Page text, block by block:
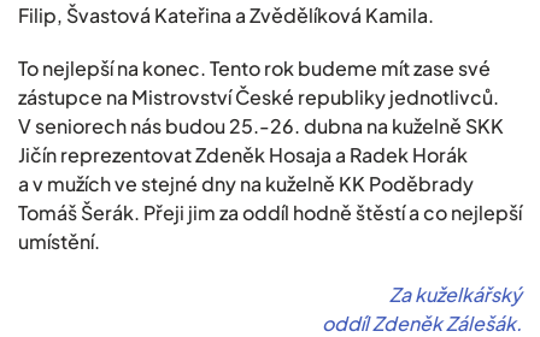
Filip, Švastová Kateřina a Zvědělíková Kamila.
To nejlepší na konec. Tento rok budeme mít zase své
zástupce na Mistrovství České republiky jednotlivců.
V seniorech nás budou 25.-26. dubna na kuželně SKK
Jičín reprezentovat Zdeněk Hosaja a Radek Horák
a v mužích ve stejné dny na kuželně KK Poděbrady
Tomáš Šerák. Přeji jim za oddíl hodně štěstí a co nejlepší
umístění.
Za kuželkářský
oddíl Zdeněk Zálešák.